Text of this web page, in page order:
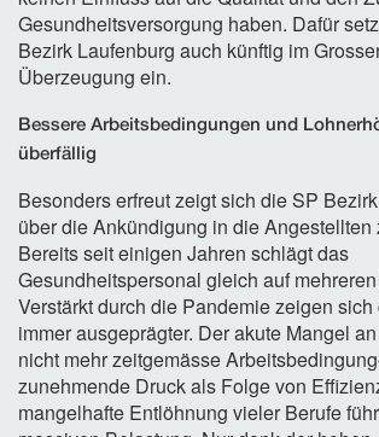
Gesundheitsversorgung haben. Dafür
Bezirk Laufenburg auch künftig im
Überzeugung ein.
Bessere Arbeitsbedingungen und
überfällig
Besonders erfreut zeigt sich die SP
über die Ankündigung in die Angestellten
Bereits seit einigen Jahren schlägt das
Gesundheitspersonal gleich auf
Verstärkt durch die Pandemie zeigen
immer ausgeprägter. Der akute Mangel
nicht mehr zeitgemässe
zunehmende Druck als Folge von
mangelhafte Entlöhnung vieler Berufe